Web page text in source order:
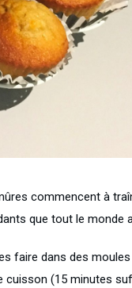
commencent à
que tout le monde
faire dans des
cuisson (15 minutes